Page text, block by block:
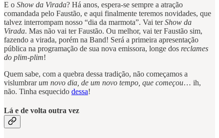
E o Show da Virada? Há anos, espera-se sempre a atração
comandada pelo Faustão, e aqui finalmente teremos novidades, que
talvez interrompam nosso “dia da marmota”. Vai terShow da
Virada. Mas não vai ter Faustão. Ou melhor, vai ter Faustão sim,
fazendo a virada, porém na Band! Será a primeira apresentação
pública na programação de sua nova emissora, longe dos reclames
do plim-plim!
Quem sabe, com a quebra dessa tradição, não começamos a
vislumbrarum novo dia, de um novo tempo, que começou… ih,
não. Tinha esquecido dessa!
Lá e de volta outra vez